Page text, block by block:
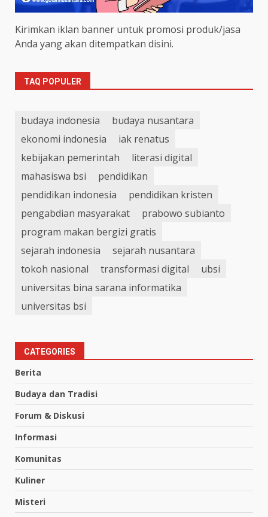
Kirimkan iklan banner untuk promosi produk/jasa
Anda yang akan ditempatkan disini.
TAQ POPULER
budaya indonesia
budaya nusantara
ekonomi indonesia
iak renatus
kebijakan pemerintah
literasi digital
mahasiswa bsi
pendidikan
pendidikan indonesia
pendidikan kristen
pengabdian masyarakat
prabowo subianto
program makan bergizi gratis
sejarah indonesia
sejarah nusantara
tokoh nasional
transformasi digital
ubsi
universitas bina sarana informatika
universitas bsi
CATEGORIES
Berita
Budaya dan Tradisi
Forum & Diskusi
Informasi
Komunitas
Kuliner
Misteri